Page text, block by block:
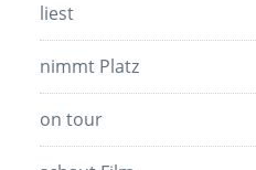
liest
nimmt Platz
on tour